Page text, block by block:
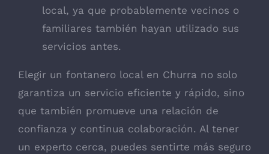
local, ya que probablemente vecinos o
familiares también hayan utilizado sus
servicios antes.
Elegir un fontanero local en Churra no solo
garantiza un servicio eficiente y rápido, sino
que también promueve una relación de
confianza y continua colaboración. Al tener
un experto cerca, puedes sentirte más seguro